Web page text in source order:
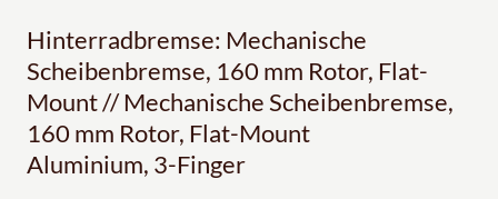
Hinterradbremse: Mechanische
Scheibenbremse, 160 mm Rotor, Flat-
Mount // Mechanische Scheibenbremse,
160 mm Rotor, Flat-Mount
Aluminium, 3-Finger